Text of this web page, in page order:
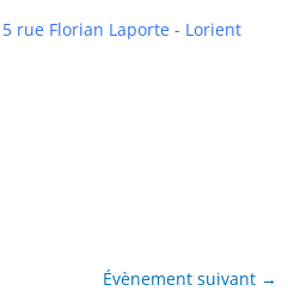
rue Florian Laporte - Lorient
Évènement suivant →